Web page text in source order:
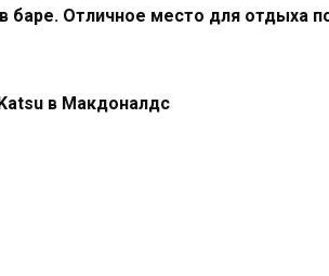
баре. Отличное место для отдыха
в Макдоналдс